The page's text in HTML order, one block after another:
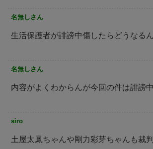
名無しさん
生活保護者が誹謗中傷したらどうなる
名無しさん
内容がよくわからんが今回の件は誹謗
siro
土屋太鳳ちゃんや剛力彩芽ちゃんも裁